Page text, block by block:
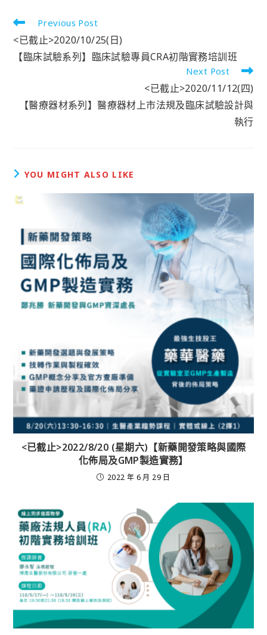
Previous Post
<已截止>2020/10/25(日)
【臨床試驗系列】臨床試驗專員CRA初階實務培訓班
Next Post
<已截止>2020/11/12(四)
【醫療器材系列】醫療器材上市法規及臨床試驗設計與
執行
YOU MIGHT ALSO LIKE
<已截止>2022/8/20 (星期六)【新藥開發策略與國際
化佈局及GMP製造實務】
2022 年 6 月 29 日